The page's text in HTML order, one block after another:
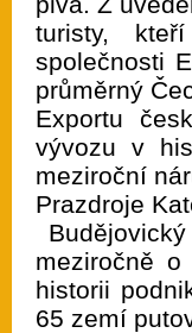
turisty,
společnosti
průměrný
Exportu
vývozu v
meziroční
Prazdroje
meziročně
historii
65 zemí